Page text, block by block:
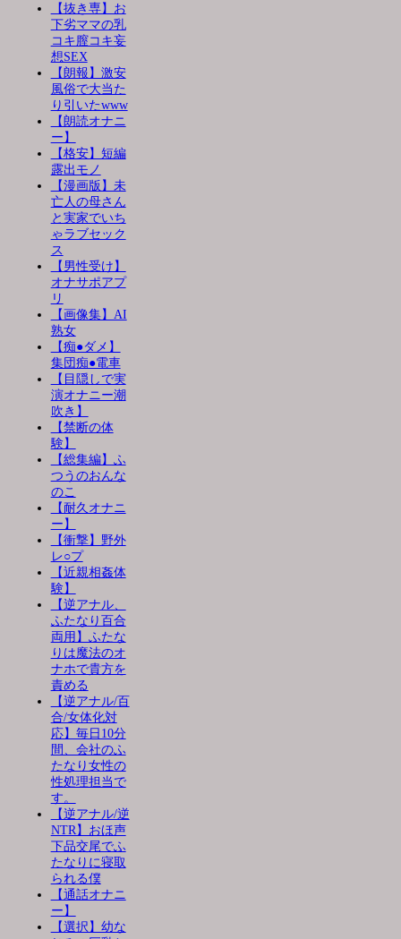
【抜き専】お
下劣ママの乳
コキ膣コキ妄
想SEX
【朗報】激安
風俗で大当た
り引いたwww
【朗読オナニ
ー】
【格安】短編
露出モノ
【漫画版】未
亡人の母さん
と実家でいち
ゃラブセック
ス
【男性受け】
オナサポアプ
リ
【画像集】AI
熟女
【痴●ダメ】
集団痴●電車
【目隠しで実
演オナニー潮
吹き】
【禁断の体
験】
【総集編】ふ
つうのおんな
のこ
【耐久オナニ
ー】
【衝撃】野外
レ○プ
【近親相姦体
験】
【逆アナル、
ふたなり百合
両用】ふたな
りは魔法のオ
ナホで貴方を
責める
【逆アナル/百
合/女体化対
応】毎日10分
間、会社のふ
たなり女性の
性処理担当で
す。
【逆アナル/逆
NTR】おほ声
下品交尾でふ
たなりに寝取
られる僕
【通話オナニ
ー】
【選択】幼な